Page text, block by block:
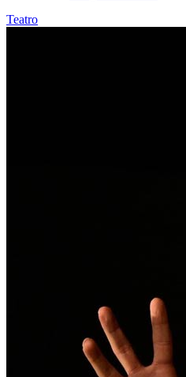
Teatro